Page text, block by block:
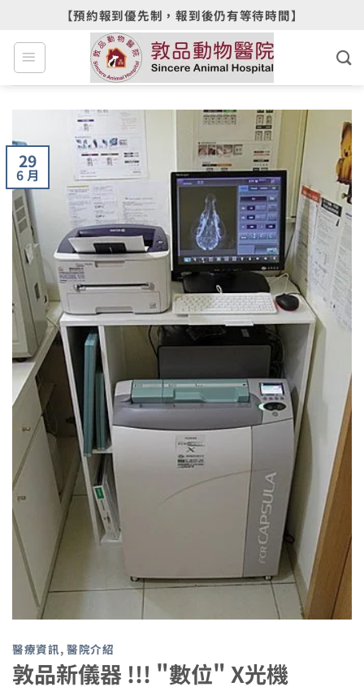
content
【預約報到優先制，報到後仍有等待時間】
29
6 月
醫療資訊,醫院介紹
敦品新儀器 !!! "數位" X光機